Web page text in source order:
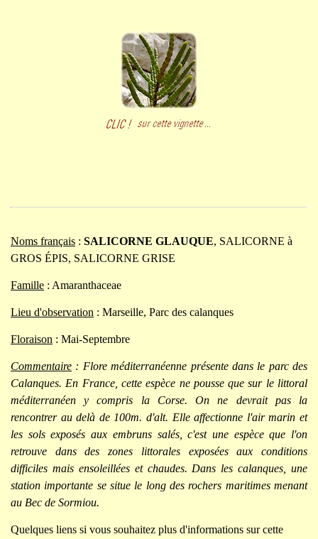
Noms français : SALICORNE GLAUQUE, SALICORNE à
GROS ÉPIS, SALICORNE GRISE
Famille : Amaranthaceae
Lieu d'observation : Marseille, Parc des calanques
Floraison : Mai-Septembre
Commentaire : Flore méditerranéenne présente dans le parc des
Calanques. En France, cette espèce ne pousse que sur le littoral
méditerranéen y compris la Corse. On ne devrait pas la
rencontrer au delà de 100m. d'alt. Elle affectionne l'air marin et
les sols exposés aux embruns salés, c'est une espèce que l'on
retrouve dans des zones littorales exposées aux conditions
difficiles mais ensoleillées et chaudes. Dans les calanques, une
station importante se situe le long des rochers maritimes menant
au Bec de Sormiou.
Quelques liens si vous souhaitez plus d'informations sur cette